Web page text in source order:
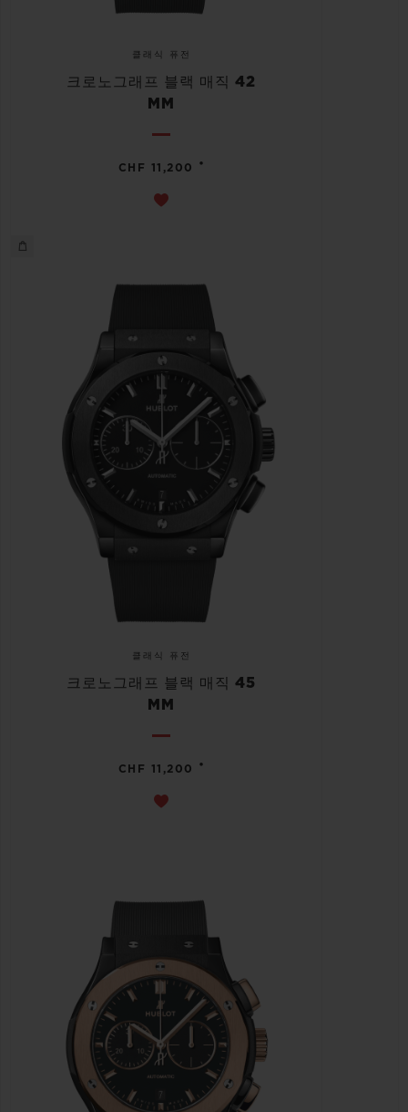
클래식 퓨전
크로노그래프 블랙 매직 42
MM
CHF 11,200 •
클래식 퓨전
크로노그래프 블랙 매직 45
MM
CHF 11,200 •